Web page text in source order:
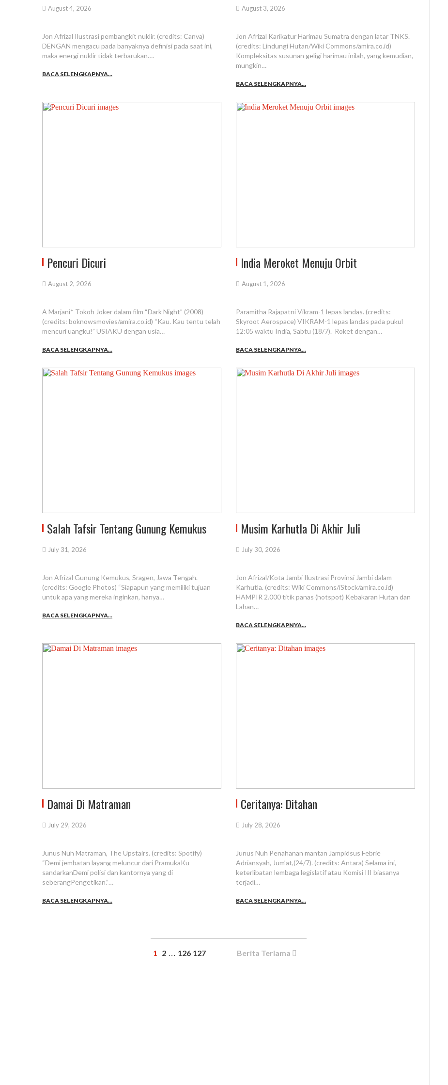
August 4, 2026
Jon Afrizal Ilustrasi pembangkit nuklir. (credits: Canva)
DENGAN mengacu pada banyaknya definisi pada saat ini,
maka energi nuklir tidak terbarukan….
BACA SELENGKAPNYA...
August 3, 2026
Jon Afrizal Karikatur Harimau Sumatra dengan latar TNKS.
(credits: Lindungi Hutan/Wiki Commons/amira.co.id)
Kompleksitas susunan geligi harimau inilah, yang kemudian,
mungkin…
BACA SELENGKAPNYA...
Pencuri Dicuri
August 2, 2026
A Marjani* Tokoh Joker dalam film “Dark Night” (2008)
(credits: boknowsmovies/amira.co.id) “Kau. Kau tentu telah
mencuri uangku!” USIAKU dengan usia…
BACA SELENGKAPNYA...
India Meroket Menuju Orbit
August 1, 2026
Paramitha Rajapatni Vikram-1 lepas landas. (credits:
Skyroot Aerospace) VIKRAM-1 lepas landas pada pukul
12:05 waktu India, Sabtu (18/7). Roket dengan…
BACA SELENGKAPNYA...
Salah Tafsir Tentang Gunung Kemukus
July 31, 2026
Jon Afrizal Gunung Kemukus, Sragen, Jawa Tengah.
(credits: Google Photos) “Siapapun yang memiliki tujuan
untuk apa yang mereka inginkan, hanya…
BACA SELENGKAPNYA...
Musim Karhutla Di Akhir Juli
July 30, 2026
Jon Afrizal/Kota Jambi Ilustrasi Provinsi Jambi dalam
Karhutla. (credits: Wiki Commons/iStock/amira.co.id)
HAMPIR 2.000 titik panas (hotspot) Kebakaran Hutan dan
Lahan…
BACA SELENGKAPNYA...
Damai Di Matraman
July 29, 2026
Junus Nuh Matraman, The Upstairs. (credits: Spotify)
“Demi jembatan layang meluncur dari PramukaKu
sandarkanDemi polisi dan kantornya yang di
seberangPengetikan.”…
BACA SELENGKAPNYA...
Ceritanya: Ditahan
July 28, 2026
Junus Nuh Penahanan mantan Jampidsus Febrie
Adriansyah, Jum’at,(24/7). (credits: Antara) Selama ini,
keterlibatan lembaga legislatif atau Komisi III biasanya
terjadi…
BACA SELENGKAPNYA...
1 2 … 126 127 Berita Terlama